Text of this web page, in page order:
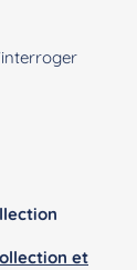
et